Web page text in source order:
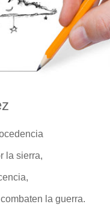
la sierra,
la guerra.